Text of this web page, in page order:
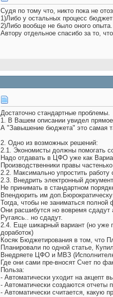
Судя по тому что, никто пока не
1)Либо у остальных процесс
2)Либо вообще не было оного опыта.
Автору отдельное спасибо за то,
Достаточно стандартные проблемы.
1. В Вашем описании увидел
А "Завышение бюджета" это самая
2. Одно из возможных решений:
2.1. Экономисты должны помогать
Надо отдавать в ЦФО уже как
Производственники правы частенько
2.2. Максимально упростить работу
2.3. Внедрить электронный
Не принимать в стандартном
Впендюрить им
Тогда, чтобы не заниматься
Они расшибутся но вовремя сдадут
Ругаясь.. но сдадут.
2.4. Еще шикарный вариант (но уже
доработок)
Косяк Бюджетирования в том, что
Планировали по одной статье,
Внедряете ЦФО и МВЗ
Где они сами пре-вносят Счет по
Польза:
- Автоматически уходит на акцепт
- Автоматически создаются отчеты
- Автоматически считается, какую